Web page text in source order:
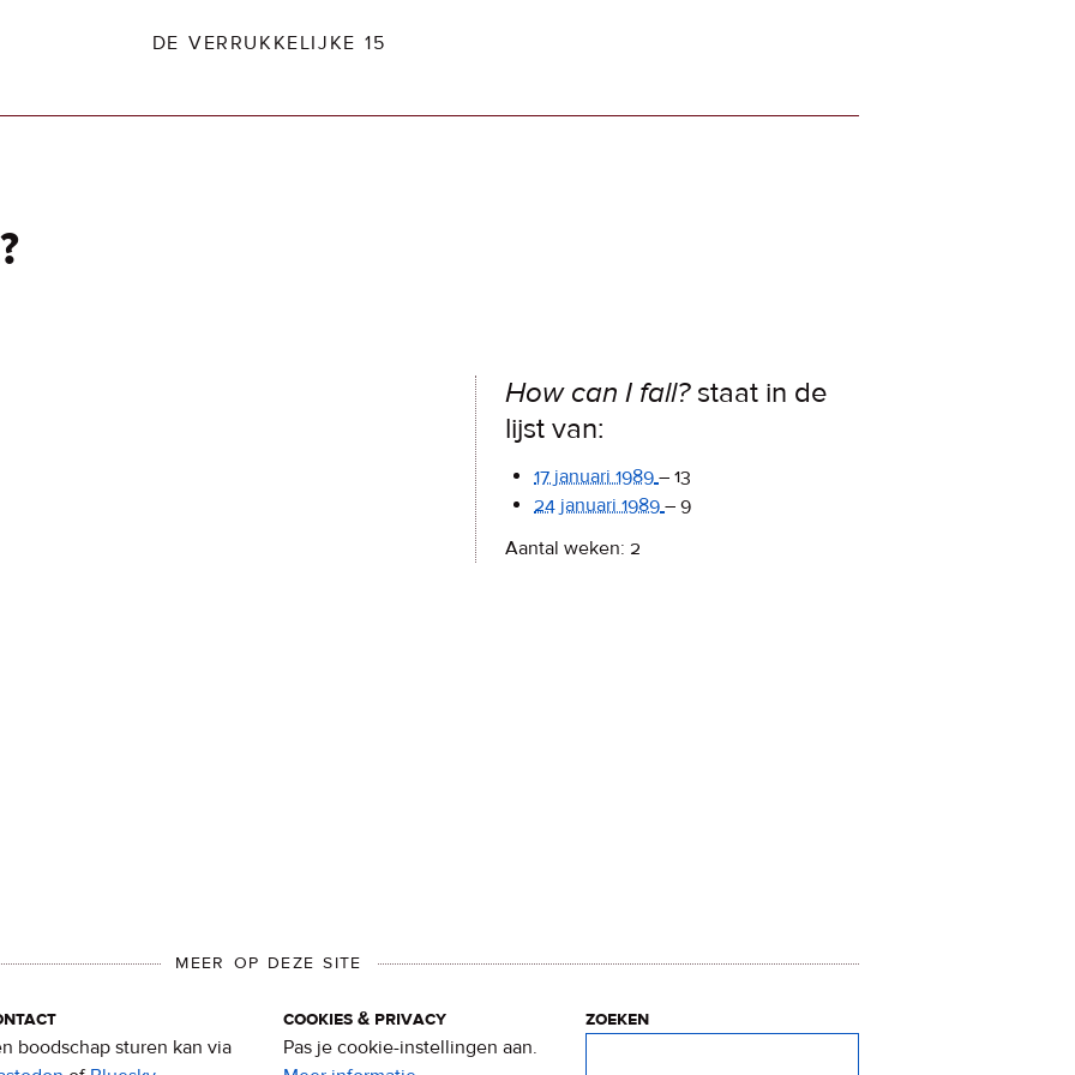
DE VERRUKKELIJKE 15
How can I fall?staat in de
lijst van:
17 januari 1989 – 13
24 januari 1989 – 9
Aantal weken: 2
MEER OP DEZE SITE
boodschap sturen kan via
cookies & privacy
Pas je cookie-instellingen aan.
zoeken